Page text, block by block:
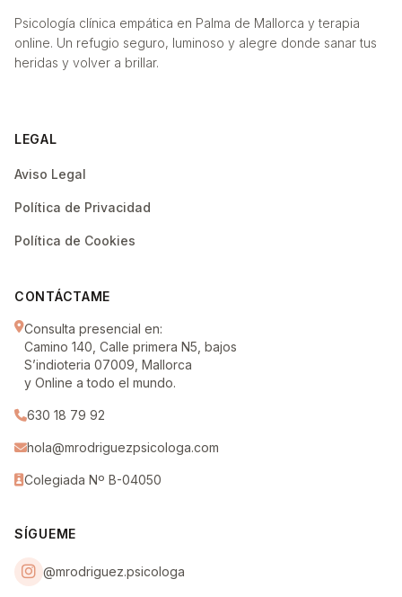
Psicología clínica empática en Palma de Mallorca y terapia
online. Un refugio seguro, luminoso y alegre donde sanar tus
heridas y volver a brillar.
LEGAL
Aviso Legal
Política de Privacidad
Política de Cookies
CONTÁCTAME
Consulta presencial en:
Camino 140, Calle primera N5, bajos
S’indioteria 07009, Mallorca
y Online a todo el mundo.
630 18 79 92
hola@mrodriguezpsicologa.com
Colegiada Nº B-04050
SÍGUEME
@mrodriguez.psicologa